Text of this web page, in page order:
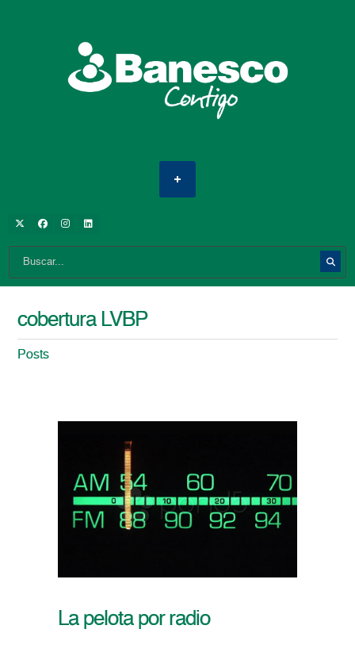
cobertura LVBP
Posts
La pelota por radio